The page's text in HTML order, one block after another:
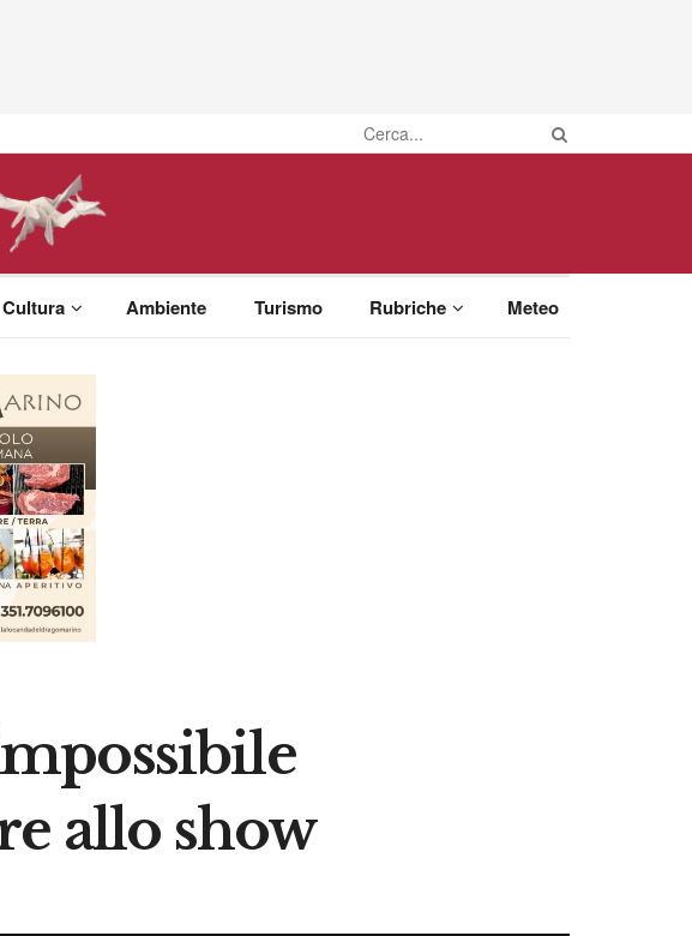
Cultura Ambiente Turismo Rubriche Meteo
allo show